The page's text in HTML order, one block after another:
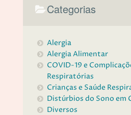
Categorias
Alergia
Alergia Alimentar
COVID-19 e
Respiratórias
Crianças e Saúde
Distúrbios do Sono em
Diversos